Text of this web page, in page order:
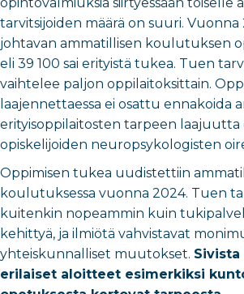
tarvitsijoiden määrä on suuri.
johtavan ammatillisen koulutuksen
eli 39 100 sai erityistä tukea. Tuen
vaihtelee paljon oppilaitoksittain.
laajennettaessa ei osattu ennakoida
erityisoppilaitosten tarpeen laajuutta
opiskelijoiden neuropsykologisten
Oppimisen tukea uudistettiin
koulutuksessa vuonna 2024. Tuen
kuitenkin nopeammin kuin
kehittyä, ja ilmiötä vahvistavat
yhteiskunnalliset muutokset.
erilaiset aloitteet esimerkiksi